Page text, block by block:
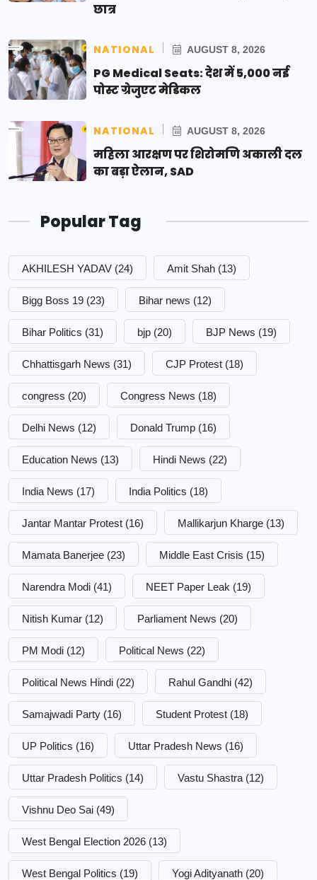
छात्र
NATIONAL AUGUST 8, 2026
PG Medical Seats: देश में 5,000 नई
पोस्ट ग्रेजुएट मेडिकल
NATIONAL AUGUST 8, 2026
महिला आरक्षण पर शिरोमणि अकाली दल
का बड़ा ऐलान, SAD
Popular Tag
AKHILESH YADAV (24) Amit Shah (13)
Bigg Boss 19 (23) Bihar news (12)
Bihar Politics (31) bjp (20) BJP News (19)
Chhattisgarh News (31) CJP Protest (18)
congress (20) Congress News (18)
Delhi News (12) Donald Trump (16)
Education News (13) Hindi News (22)
India News (17) India Politics (18)
Jantar Mantar Protest (16) Mallikarjun Kharge (13)
Mamata Banerjee (23) Middle East Crisis (15)
Narendra Modi (41) NEET Paper Leak (19)
Nitish Kumar (12) Parliament News (20)
PM Modi (12) Political News (22)
Political News Hindi (22) Rahul Gandhi (42)
Samajwadi Party (16) Student Protest (18)
UP Politics (16) Uttar Pradesh News (16)
Uttar Pradesh Politics (14) Vastu Shastra (12)
Vishnu Deo Sai (49)
West Bengal Election 2026 (13)
West Bengal Politics (19) Yogi Adityanath (20)